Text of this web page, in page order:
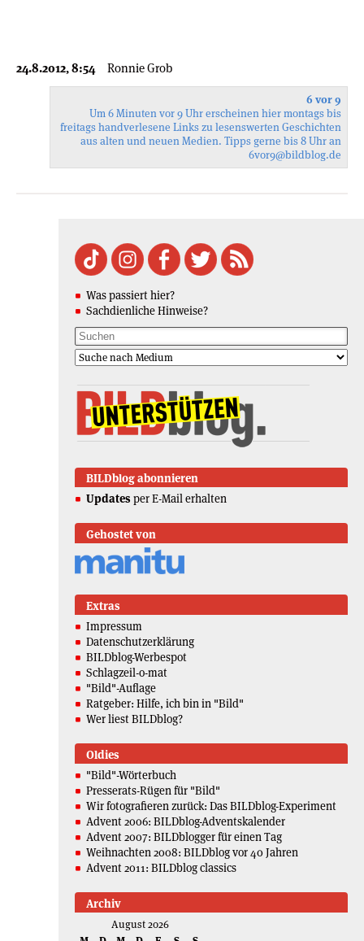
24.8.2012, 8:54 Ronnie Grob
6 vor 9
Um 6 Minuten vor 9 Uhr erscheinen hier montags bis
freitags handverlesene Links zu lesenswerten Geschichten
aus alten und neuen Medien. Tipps gerne bis 8 Uhr an
6vor9@bildblog.de
Was passiert hier?
Sachdienliche Hinweise?
BILDblog abonnieren
Updates per E-Mail erhalten
Gehostet von
Extras
Impressum
Datenschutzerklärung
BILDblog-Werbespot
Schlagzeil-o-mat
"Bild"-Auflage
Ratgeber: Hilfe, ich bin in "Bild"
Wer liest BILDblog?
Oldies
"Bild"-Wörterbuch
Presserats-Rügen für "Bild"
Wir fotografieren zurück: Das BILDblog-Experiment
Advent 2006: BILDblog-Adventskalender
Advent 2007: BILDblogger für einen Tag
Weihnachten 2008: BILDblog vor 40 Jahren
Advent 2011: BILDblog classics
Archiv
August 2026